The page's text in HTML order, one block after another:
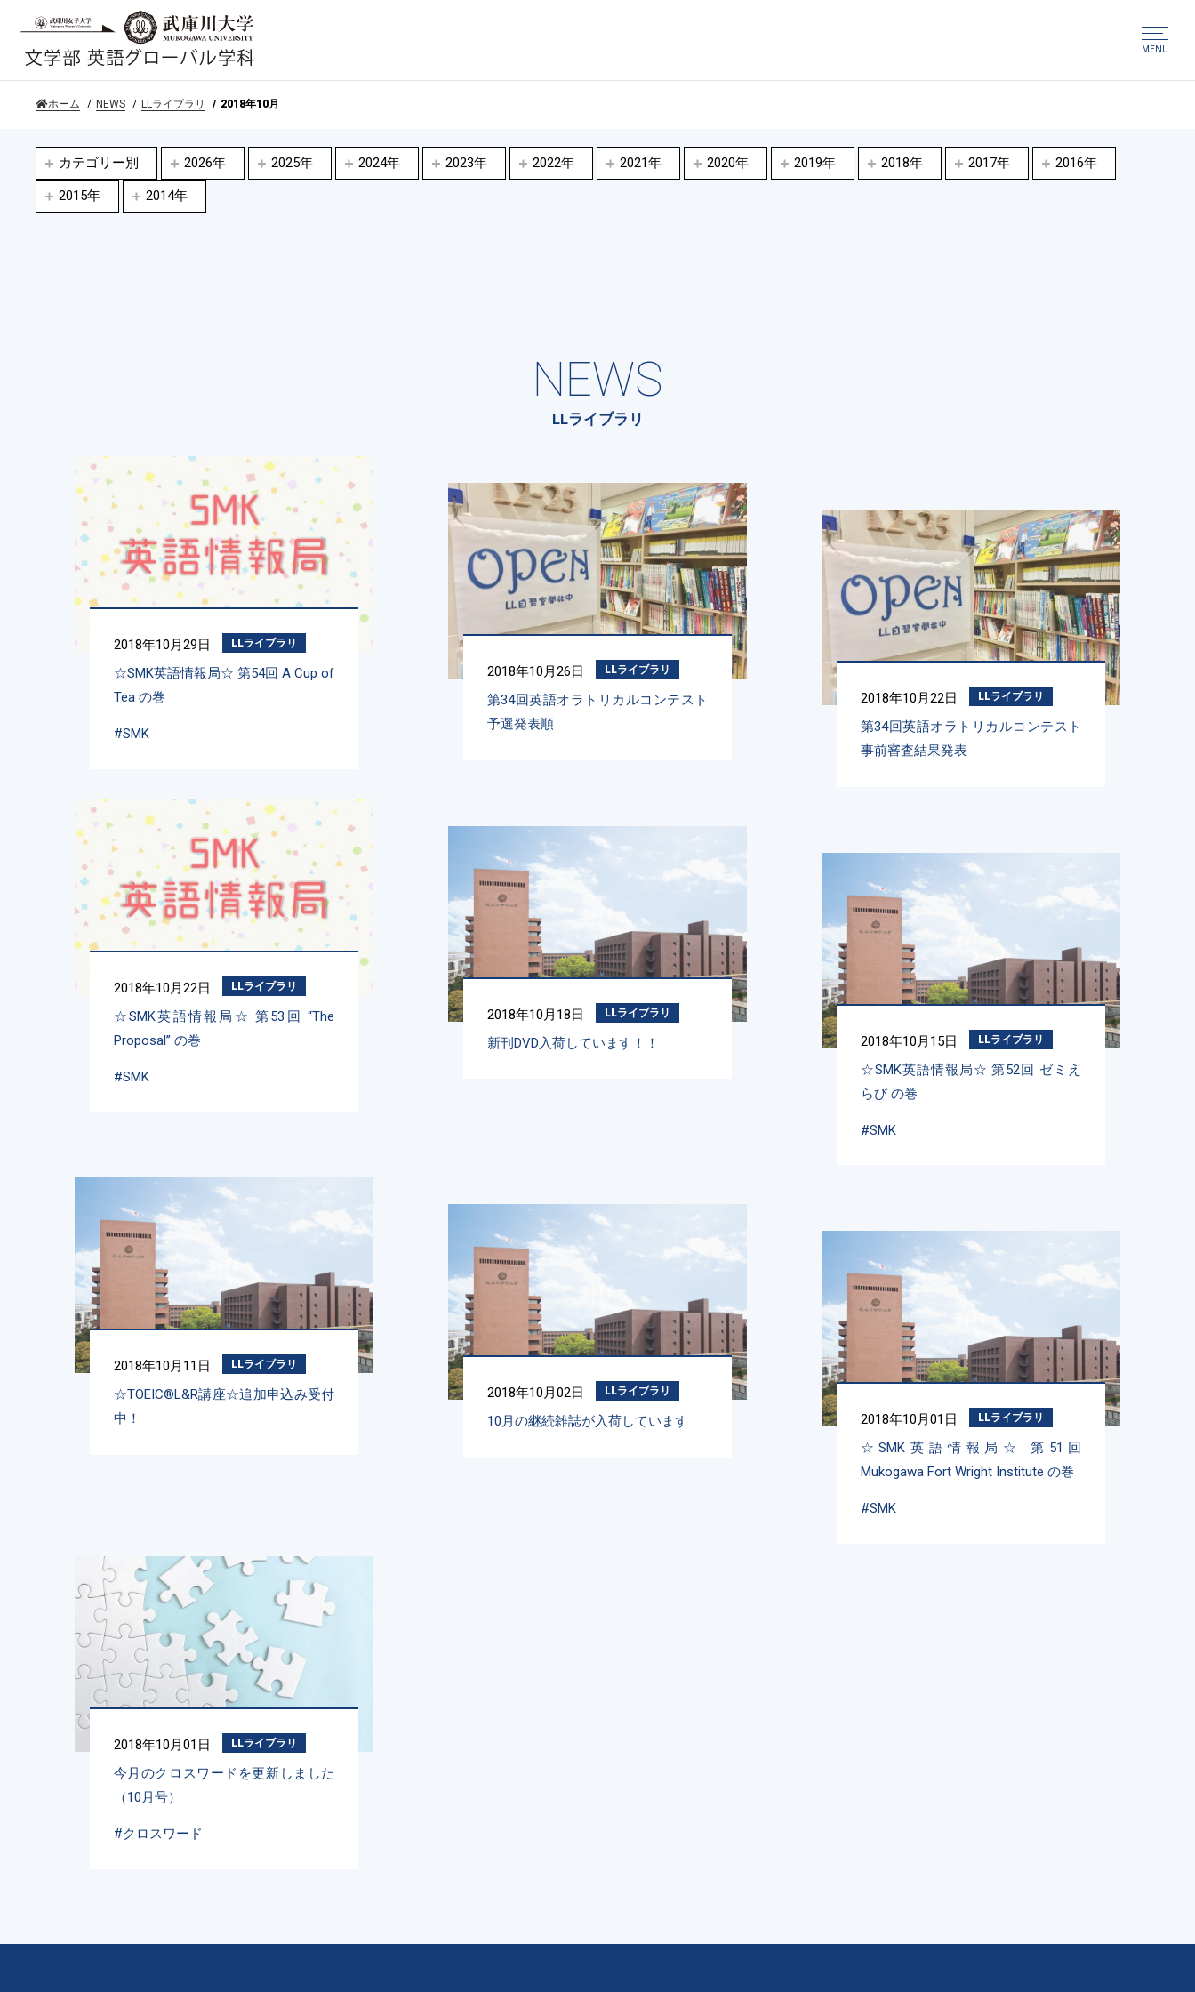
MENU
ホーム NEWS LLライブラリ 2018年10月
カテゴリー別 2026年 2025年 2024年 2023年 2022年 2021年 2020年 2019年 2018年 2017年 2016年
2015年 2014年
NEWS
LLライブラリ
2018年10月29日 LLライブラリ
☆SMK英語情報局☆ 第54回 A Cup of
Tea の巻
#SMK
2018年10月26日 LLライブラリ
第34回英語オラトリカルコンテスト
予選発表順
2018年10月22日 LLライブラリ
第34回英語オラトリカルコンテスト
事前審査結果発表
2018年10月22日 LLライブラリ
☆SMK英語情報局☆ 第53回 “The
Proposal” の巻
#SMK
2018年10月18日 LLライブラリ
新刊DVD入荷しています！！ 2018年10月15日 LLライブラリ
☆SMK英語情報局☆ 第52回 ゼミえ
らび の巻
#SMK
2018年10月11日 LLライブラリ
☆TOEIC®L&R講座☆追加申込み受付
中！
2018年10月02日 LLライブラリ
10月の継続雑誌が入荷しています 2018年10月01日 LLライブラリ
☆SMK英語情報局☆ 第51回
Mukogawa Fort Wright Institute の巻
#SMK
2018年10月01日 LLライブラリ
今月のクロスワードを更新しました
（10月号）
#クロスワード